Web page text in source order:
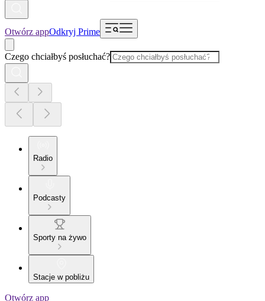
Otwórz appOdkryj Prime
Czego chciałbyś posłuchać?
Radio
Podcasty
Sporty na żywo
Stacje w pobliżu
Otwórz app